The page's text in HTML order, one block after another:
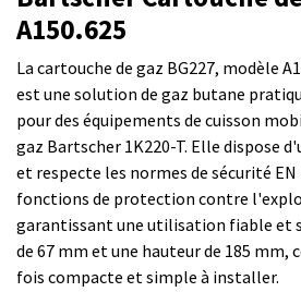
A150.625
La cartouche de gaz BG227, modèle
est une solution de gaz butane
pour des équipements de cuisson
gaz Bartscher 1K220-T. Elle dispose
et respecte les normes de sécurité
fonctions de protection contre
garantissant une utilisation fiable et
de 67 mm et une hauteur de 185 mm,
fois compacte et simple à installer.